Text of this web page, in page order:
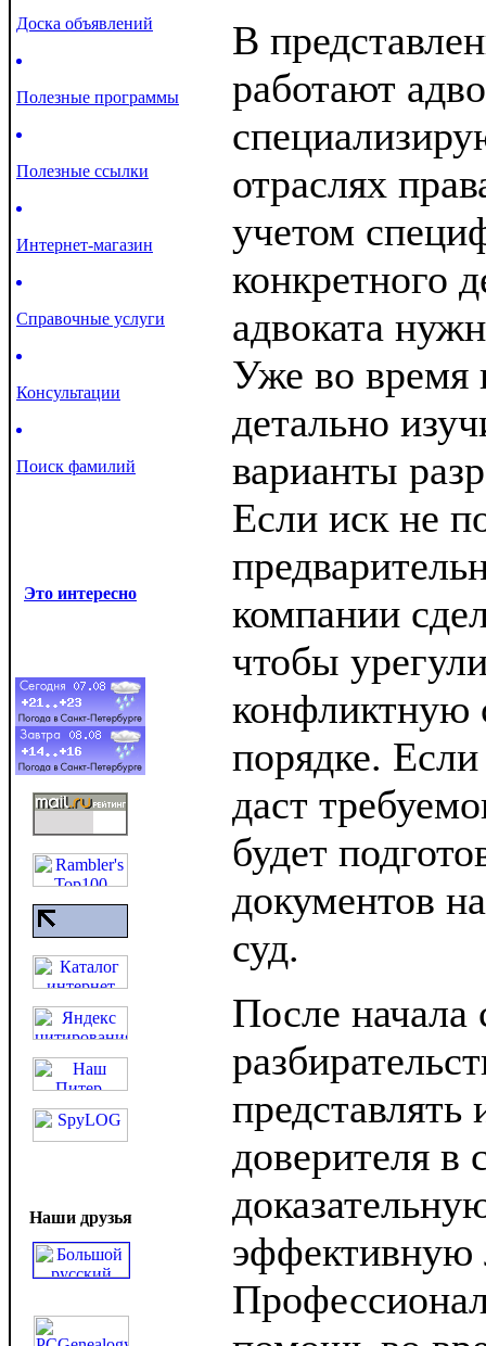
Доска объявлений
Полезные программы
Полезные ссылки
Интернет-магазин
Справочные услуги
Консультации
Поиск фамилий
Это интересно
Наши друзья
В
работают
отраслях
учетом
конкретного
адвоката
Уже во время
детально
варианты
Если иск не
компании
чтобы
конфликтную
порядке.
даст
будет
документов
суд.
После начала
представлять
доверителя в